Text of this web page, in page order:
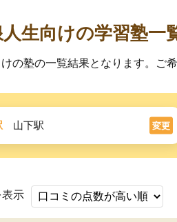
生向けの学習塾一
の塾の一覧結果となります。ご
山下駅 変更
示